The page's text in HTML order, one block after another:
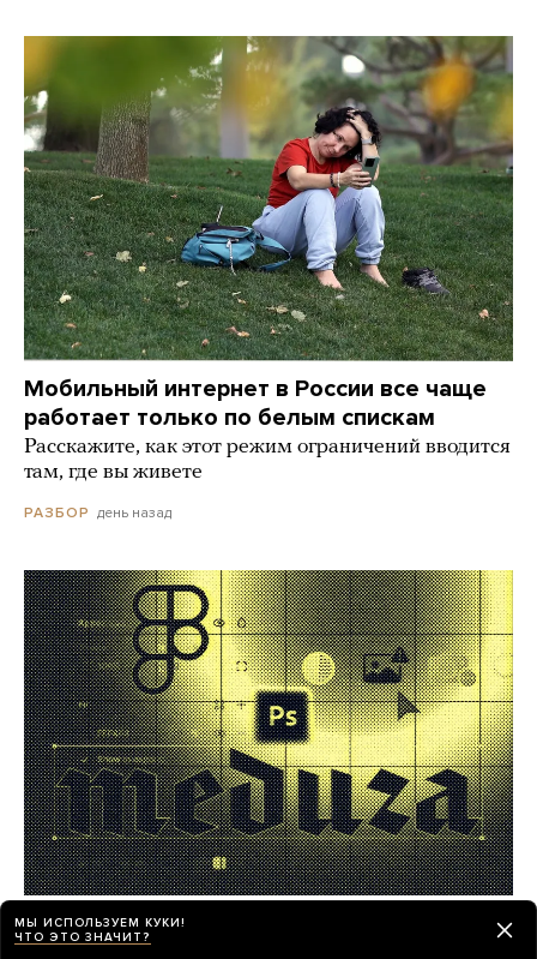
Мобильный интернет в России все чаще
работает только по белым спискам
Расскажите, как этот режим ограничений вводится
там, где вы живете
РАЗБОР день назад
Работа в «Медузе»! Мы ищем
фоторедактора
МЫ ИСПОЛЬЗУЕМ КУКИ!
ЧТО ЭТО ЗНАЧИТ?